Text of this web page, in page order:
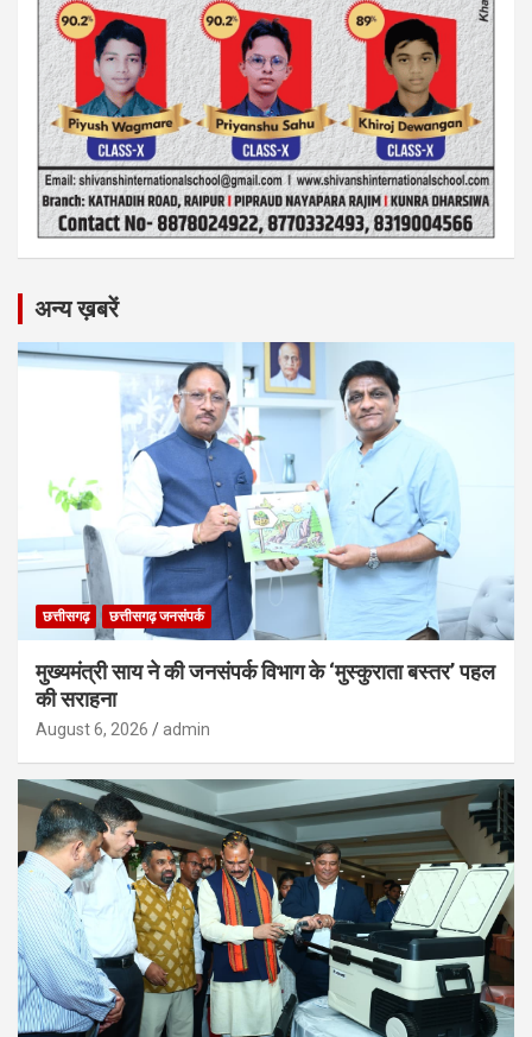
अन्य ख़बरें
छत्तीसगढ़ छत्तीसगढ़ जनसंपर्क
मुख्यमंत्री साय ने की जनसंपर्क विभाग के ‘मुस्कुराता बस्तर’ पहल
की सराहना
August 6, 2026 admin